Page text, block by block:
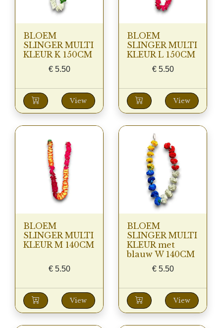
BLOEM
SLINGER MULTI
KLEUR K 150CM
€5.50
View
BLOEM
SLINGER MULTI
KLEUR L 150CM
€5.50
View
BLOEM
SLINGER MULTI
KLEUR M 140CM
€5.50
View
BLOEM
SLINGER MULTI
KLEUR met
blauw W 140CM
€5.50
View